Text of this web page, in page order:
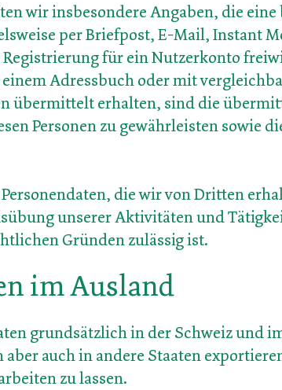
wir insbesondere Angaben, die
per Briefpost, E-Mail, Instant
Registrierung für ein Nutzerkonto
Adressbuch oder mit
übermittelt erhalten, sind die
Personen zu gewährleisten sowie
die wir von Dritten
unserer Aktivitäten und
Gründen zulässig ist.
im Ausland
grundsätzlich in der Schweiz und
auch in andere Staaten
zu lassen.